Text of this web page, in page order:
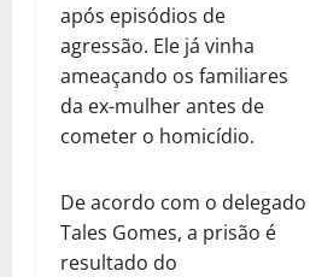
após episódios de
agressão. Ele já vinha
ameaçando os familiares
da ex-mulher antes de
cometer o homicídio.
De acordo com o delegado
Tales Gomes, a prisão é
resultado do